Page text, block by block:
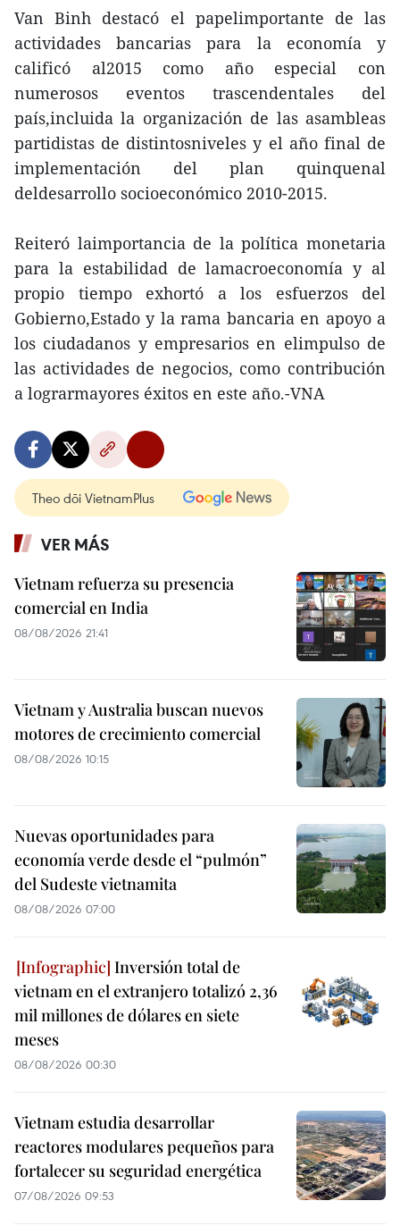
Van Binh destacó el papelimportante de las
actividades bancarias para la economía y
calificó al2015 como año especial con
numerosos eventos trascendentales del
país,incluida la organización de las asambleas
partidistas de distintosniveles y el año final de
implementación del plan quinquenal
deldesarrollo socioeconómico 2010-2015.
Reiteró laimportancia de la política monetaria
para la estabilidad de lamacroeconomía y al
propio tiempo exhortó a los esfuerzos del
Gobierno,Estado y la rama bancaria en apoyo a
los ciudadanos y empresarios en elimpulso de
las actividades de negocios, como contribución
a lograrmayores éxitos en este año.-VNA
Theo dõi VietnamPlus
VER MÁS
Vietnam refuerza su presencia
comercial en India
08/08/2026 21:41
Vietnam y Australia buscan nuevos
motores de crecimiento comercial
08/08/2026 10:15
Nuevas oportunidades para
economía verde desde el “pulmón”
del Sudeste vietnamita
08/08/2026 07:00
Inversión total de
vietnam en el extranjero totalizó 2,36
mil millones de dólares en siete
meses
08/08/2026 00:30
Vietnam estudia desarrollar
reactores modulares pequeños para
fortalecer su seguridad energética
07/08/2026 09:53